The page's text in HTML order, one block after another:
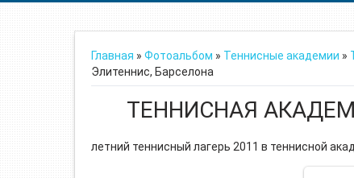
Главная » Фотоальбом » Теннисные академии »
Элитеннис, Барселона
ТЕННИСНАЯ
летний теннисный лагерь 2011 в теннисной